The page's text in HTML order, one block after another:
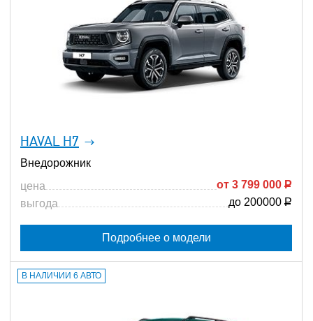
HAVAL H7
Внедорожник
цена
от 3 799 000 Р
выгода
до 200000 Р
Подробнее о модели
В НАЛИЧИИ 6 АВТО